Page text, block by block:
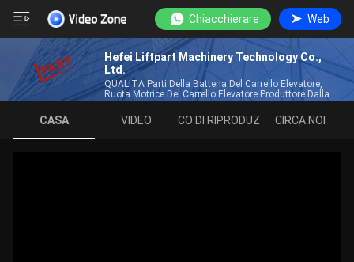
Chiacchierare Web
Hefei Liftpart Machinery Technology Co.,
Ltd.
QUALITÀ Parti Della Batteria Del Carrello Elevatore,
Ruota Motrice Del Carrello Elevatore Produttore Dalla
Cina
CASA VIDEO ELENCO DI RIPRODUZIONECIRCA NOI